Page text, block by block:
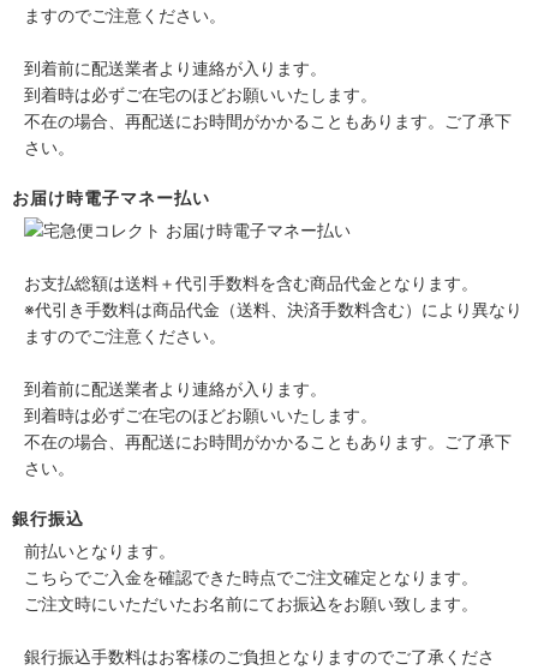
ますのでご注意ください。
到着前に配送業者より連絡が入ります。
到着時は必ずご在宅のほどお願いいたします。
不在の場合、再配送にお時間がかかることもあります。ご了承下
さい。
お届け時電子マネー払い
お支払総額は送料＋代引手数料を含む商品代金となります。
※代引き手数料は商品代金（送料、決済手数料含む）により異なり
ますのでご注意ください。
到着前に配送業者より連絡が入ります。
到着時は必ずご在宅のほどお願いいたします。
不在の場合、再配送にお時間がかかることもあります。ご了承下
さい。
銀行振込
前払いとなります。
こちらでご入金を確認できた時点でご注文確定となります。
ご注文時にいただいたお名前にてお振込をお願い致します。
銀行振込手数料はお客様のご負担となりますのでご了承くださ